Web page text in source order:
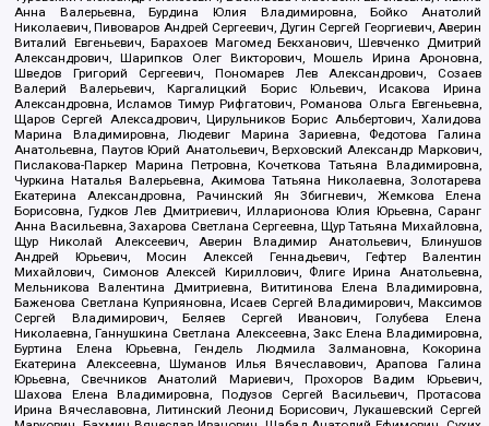
Анна Валерьевна, Бурдина Юлия Владимировна, Бойко Анатолий
Николаевич, Пивоваров Андрей Сергеевич, Дугин Сергей Георгиевич, Аверин
Виталий Евгеньевич, Барахоев Магомед Бекханович, Шевченко Дмитрий
Александрович, Шарипков Олег Викторович, Мошель Ирина Ароновна,
Шведов Григорий Сергеевич, Пономарев Лев Александрович, Созаев
Валерий Валерьевич, Каргалицкий Борис Юльевич, Исакова Ирина
Александровна, Исламов Тимур Рифгатович, Романова Ольга Евгеньевна,
Щаров Сергей Алексадрович, Цирульников Борис Альбертович, Халидова
Марина Владимировна, Людевиг Марина Зариевна, Федотова Галина
Анатольевна, Паутов Юрий Анатольевич, Верховский Александр Маркович,
Пислакова-Паркер Марина Петровна, Кочеткова Татьяна Владимировна,
Чуркина Наталья Валерьевна, Акимова Татьяна Николаевна, Золотарева
Екатерина Александровна, Рачинский Ян Збигневич, Жемкова Елена
Борисовна, Гудков Лев Дмитриевич, Илларионова Юлия Юрьевна, Саранг
Анна Васильевна, Захарова Светлана Сергеевна, Щур Татьяна Михайловна,
Щур Николай Алексеевич, Аверин Владимир Анатольевич, Блинушов
Андрей Юрьевич, Мосин Алексей Геннадьевич, Гефтер Валентин
Михайлович, Симонов Алексей Кириллович, Флиге Ирина Анатольевна,
Мельникова Валентина Дмитриевна, Вититинова Елена Владимировна,
Баженова Светлана Куприяновна, Исаев Сергей Владимирович, Максимов
Сергей Владимирович, Беляев Сергей Иванович, Голубева Елена
Николаевна, Ганнушкина Светлана Алексеевна, Закс Елена Владимировна,
Буртина Елена Юрьевна, Гендель Людмила Залмановна, Кокорина
Екатерина Алексеевна, Шуманов Илья Вячеславович, Арапова Галина
Юрьевна, Свечников Анатолий Мариевич, Прохоров Вадим Юрьевич,
Шахова Елена Владимировна, Подузов Сергей Васильевич, Протасова
Ирина Вячеславовна, Литинский Леонид Борисович, Лукашевский Сергей